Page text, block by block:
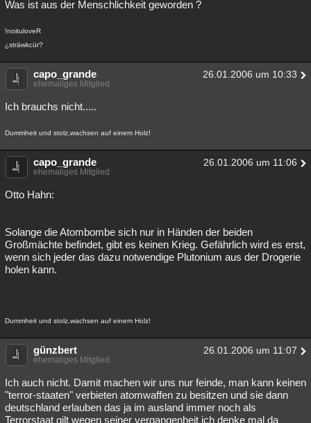
Was ist aus der Menschlichkeit geworden ?
!noituloveR
¿sträwkcür?
capo_grande 26.01.2006 um 10:33
ehemaliges Mitglied
Ich brauchs nicht.....
Dummheit und stolz,wachsen auf einem Holz!
capo_grande 26.01.2006 um 11:06
ehemaliges Mitglied
Otto Hahn:
Solange die Atombombe sich nur in Händen der beiden
Großmächte befindet, gibt es keinen Krieg. Gefährlich wird es erst,
wenn sich jeder das dazu notwendige Plutonium aus der Drogerie
holen kann.
Dummheit und stolz,wachsen auf einem Holz!
günzbert 26.01.2006 um 11:07
ehemaliges Mitglied
Ich auch nicht. Damit machen wir uns nur feinde, man kann keinen
"terror-staaten" verbieten atomwaffen zu besitzen und sie dann
deutschland erlauben das ja im ausland immer noch als
Terrorstaat gilt wegen seiner vergangenheit ich denke mal da